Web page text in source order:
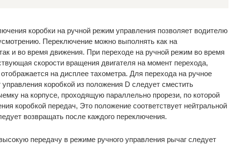
коробки на ручной режим управления позволяет водителю
Переключение можно выполнять как на
и во время движения. При переходе на ручной режим во время
скорости вращения двигателя на момент перехода,
на дисплее тахометра. Для перехода на ручное
коробкой из положения D следует сместить
на корпусе, проходящую параллельно прорези, по которой
коробкой передач, Это положение соответствует нейтральной
возвращать после каждого переключения.
передачу в режиме ручного управления рычаг следует